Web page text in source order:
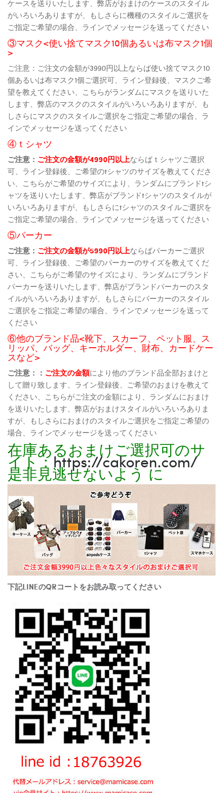
ケースを送りいたします、弊店がおまけのケースのスタイル
がいろいろありますが、もしさらに機種のスタイルご選択を
ご指定ご希望の場合、ラインでメッセージを送ってください
③マスク<使い捨てマスク10個あるいは布マスク1個
>
ご注意：ご注文の金額が3990円以上ならば使い捨てマスク10
個あるいは布マスク1個ご選択可、ライン登録後、マスクご希
望を教えてください、こちらがランダムにマスクを送りいた
します、弊店のマスクのスタイルがいろいろありますが、も
しさらにマスクのスタイルご選択をご指定ご希望の場合、ラ
インでメッセージを送ってください
④ｔシャツ
ご注意： ご注文の金額が4990円以上ならばｔシャツご選択
可、ライン登録後、ご希望のtシャツのサイズを教えてくださ
い、こちらがご希望のサイズにより、ランダムにブランドtシ
ャツを送りいたします、弊店がブランドtシャツのスタイルが
いろいろありますが、もしさらにtシャツのスタイルご選択を
ご指定ご希望の場合、ラインでメッセージを送ってください
⑤パーカー
ご注意： ご注文の金額が5990円以上ならばパーカーご選択
可、ライン登録後、ご希望のパーカーのサイズを教えてくだ
さい、こちらがご希望のサイズにより、ランダムにブランド
パーカーを送りいたします、弊店がブランドパーカーのスタ
イルがいろいろありますが、もしさらにパーカーのスタイル
ご選択をご指定ご希望の場合、ラインでメッセージを送って
ください
⑥他のブランド品<靴下、スカーフ、ペット服、ス
リッパ、バッグ、キーホルダー、財布、カードケー
スなど>
ご注意：： ご注文の金額により他のブランド品全部おまけと
して贈り致します、ライン登録後、ご希望のおまけを教えて
ください、こちらがご注文の金額により、ランダムにおまけ
を送りいたします、弊店がおまけスタイルがいろいろありま
すが、もしさらにおまけのスタイルご選択をご指定ご希望の
場合、ラインでメッセージを送ってください
在庫あるおまけご選択可のサ
イト：https://cakoren.com/
是非見逃せないよう に
下記LINEのQRコートをお読み取ってください